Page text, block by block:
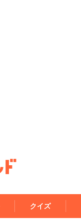
クイズ